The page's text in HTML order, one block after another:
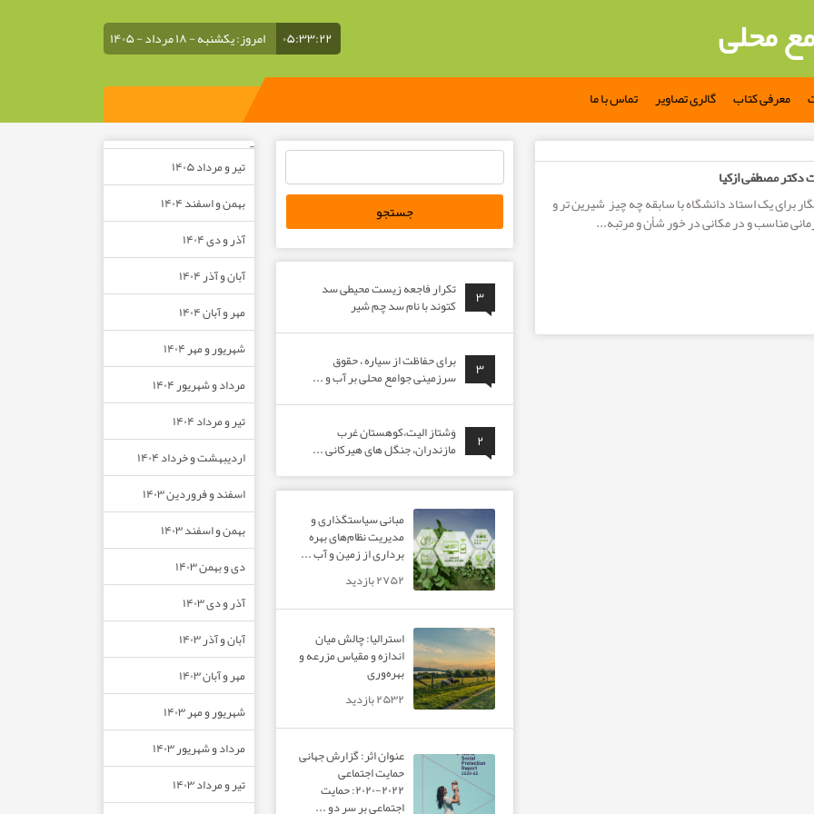
محلی ۰۵:۳۳:۲۲ امروز: یکشنبه - ۱۸ مرداد - ۱۴۰۵
معرفی کتاب گالری تصاویر تماس با ما
مصطفی ازکیا
برای یک استاد دانشگاه با سابقه چه چیز شیرین تر و
مناسب و در مکانی در خور شأن و مرتبه...
۳
تکرار فاجعه زیست محیطی سد
کتوند با نام سد چم شیر
۳
برای حفاظت از سیاره ، حقوق
سرزمینی جوامع محلی بر آب و ...
۲
وَشتاز الیت،کوهستان غرب
مازندران، جنگل های هیرکانی ...
مبانی سیاستگذاری و
مدیریت نظام‌های بهره‌
برداری از زمین و آب ...
۲۷۵۲ بازدید
استرالیا: چالش میان
اندازه و مقیاس مزرعه و
بهره‌وری
۲۵۳۲ بازدید
عنوان اثر: گزارش جهانی
حمایت اجتماعی
۲۰۲۲-۲۰۲۰: حمایت
اجتماعی بر سر دو ...
–
تیر و مرداد ۱۴۰۵
بهمن و اسفند ۱۴۰۴
آذر و دی ۱۴۰۴
آبان و آذر ۱۴۰۴
مهر و آبان ۱۴۰۴
شهریور و مهر ۱۴۰۴
مرداد و شهریور ۱۴۰۴
تیر و مرداد ۱۴۰۴
اردیبهشت و خرداد ۱۴۰۴
اسفند و فروردین ۱۴۰۳
بهمن و اسفند ۱۴۰۳
دی و بهمن ۱۴۰۳
آذر و دی ۱۴۰۳
آبان و آذر ۱۴۰۳
مهر و آبان ۱۴۰۳
شهریور و مهر ۱۴۰۳
مرداد و شهریور ۱۴۰۳
تیر و مرداد ۱۴۰۳